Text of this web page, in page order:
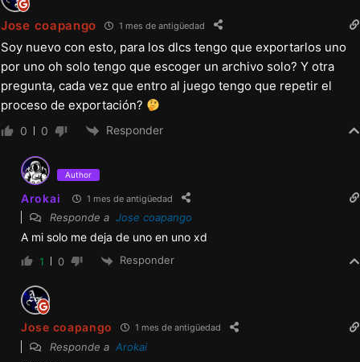
Jose coapango 1 mes de antigüedad
Soy nuevo con esto, para los dlcs tengo que exportarlos uno
por uno oh solo tengo que escoger un archivo solo? Y otra
pregunta, cada vez que entro al juego tengo que repetir el
proceso de exportación?
0 0 Responder
Author
Arokai 1 mes de antigüedad
Responde a Jose coapango
A mi solo me deja de uno en uno xd
1 0 Responder
Jose coapango 1 mes de antigüedad
Responde a Arokai